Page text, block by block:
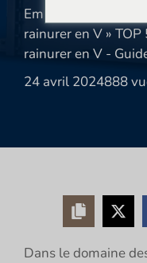
Emplacement:
rainurer en V » TOP
rainurer en V -
24 avril 2024888
Dans le domaine